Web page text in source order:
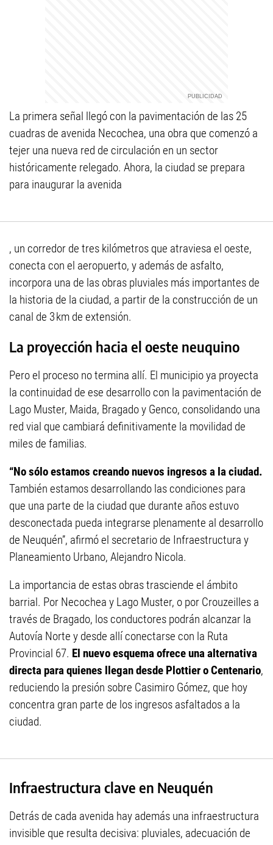
La primera señal llegó con la pavimentación de las 25
cuadras de avenida Necochea, una obra que comenzó a
tejer una nueva red de circulación en un sector
históricamente relegado. Ahora, la ciudad se prepara
para inaugurar la avenida
, un corredor de tres kilómetros que atraviesa el oeste,
conecta con el aeropuerto, y además de asfalto,
incorpora una de las obras pluviales más importantes de
la historia de la ciudad, a partir de la construcción de un
canal de 3 km de extensión.
La proyección hacia el oeste neuquino
Pero el proceso no termina allí. El municipio ya proyecta
la continuidad de ese desarrollo con la pavimentación de
Lago Muster, Maida, Bragado y Genco, consolidando una
red vial que cambiará definitivamente la movilidad de
miles de familias.
“No sólo estamos creando nuevos ingresos a la ciudad.
También estamos desarrollando las condiciones para
que una parte de la ciudad que durante años estuvo
desconectada pueda integrarse plenamente al desarrollo
de Neuquén”, afirmó el secretario de Infraestructura y
Planeamiento Urbano, Alejandro Nicola.
La importancia de estas obras trasciende el ámbito
barrial. Por Necochea y Lago Muster, o por Crouzeilles a
través de Bragado, los conductores podrán alcanzar la
Autovía Norte y desde allí conectarse con la Ruta
Provincial 67. El nuevo esquema ofrece una alternativa
directa para quienes llegan desde Plottier o Centenario,
reduciendo la presión sobre Casimiro Gómez, que hoy
concentra gran parte de los ingresos asfaltados a la
ciudad.
Infraestructura clave en Neuquén
Detrás de cada avenida hay además una infraestructura
invisible que resulta decisiva: pluviales, adecuación de